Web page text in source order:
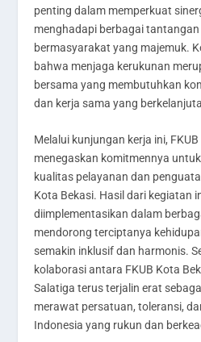
penting dalam memperkuat
menghadapi berbagai
bermasyarakat yang majemuk.
bahwa menjaga kerukunan
bersama yang membutuhkan
dan kerja sama yang
Melalui kunjungan kerja ini,
menegaskan komitmennya
kualitas pelayanan dan
Kota Bekasi. Hasil dari kegiatan
diimplementasikan dalam
mendorong terciptanya
semakin inklusif dan harmonis.
kolaborasi antara FKUB Kota
Salatiga terus terjalin erat
merawat persatuan, toleransi,
Indonesia yang rukun dan